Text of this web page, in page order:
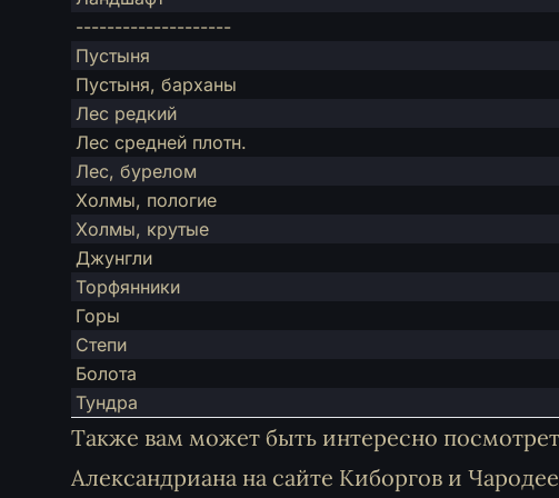
--------------------
Пустыня
Пустыня, барханы
Лес редкий
Лес средней плотн.
Лес, бурелом
Холмы, пологие
Холмы, крутые
Джунгли
Торфянники
Горы
Степи
Болота
Тундра
Также вам может быть интересно
Александриана на сайте Киборгов и